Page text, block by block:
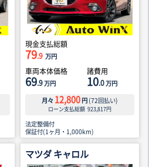
現金支払総額
79.9 万円
車両本体価格
69.9万円
諸費用
10.0万円
月々 12,800 円 (72回払い)
ローン支払総額 923,817円
法定整備付
保証付(1ヶ月・1,000km)
マツダ キャロル